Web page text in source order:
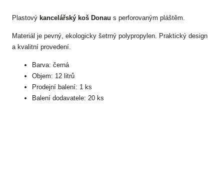
Plastový kancelářský koš Donau s perforovaným pláštěm.
Materiál je pevný, ekologicky šetrný polypropylen. Praktický design
a kvalitní provedení.
Barva: černá
Objem: 12 litrů
Prodejní balení: 1 ks
Balení dodavatele: 20 ks